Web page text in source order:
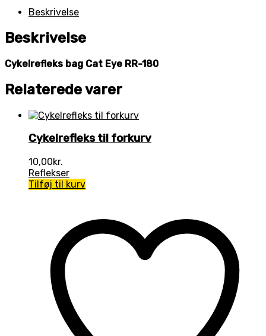
Beskrivelse
Beskrivelse
Cykelrefleks bag Cat Eye RR-180
Relaterede varer
Cykelrefleks til forkurv
10,00kr.
Reflekser
Tilføj til kurv